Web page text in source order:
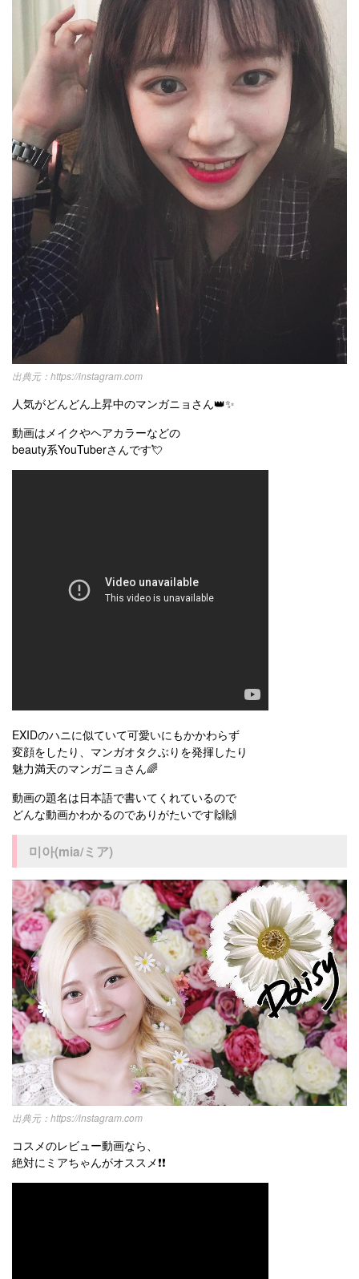
https://instagram.com
人気がどんどん上昇中のマンガニョさん👑✨
動画はメイクやヘアカラーなどの
beauty系YouTuberさんです💘
EXIDのハニに似ていて可愛いにもかかわらず
変顔をしたり、マンガオタクぶりを発揮したり
魅力満天のマンガニョさん🌈
動画の題名は日本語で書いてくれているので
どんな動画かわかるのでありがたいです🙌🙌
미아(mia/ミア)
https://instagram.com
コスメのレビュー動画なら、
絶対にミアちゃんがオススメ❗❗